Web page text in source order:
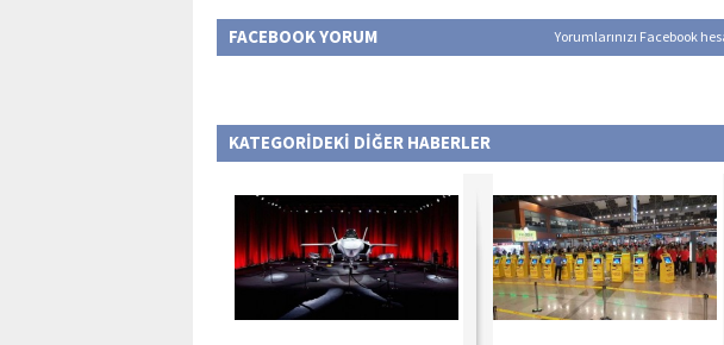
FACEBOOK YORUM Yorumlarınızı Facebook
KATEGORİDEKİ DİĞER HABERLER